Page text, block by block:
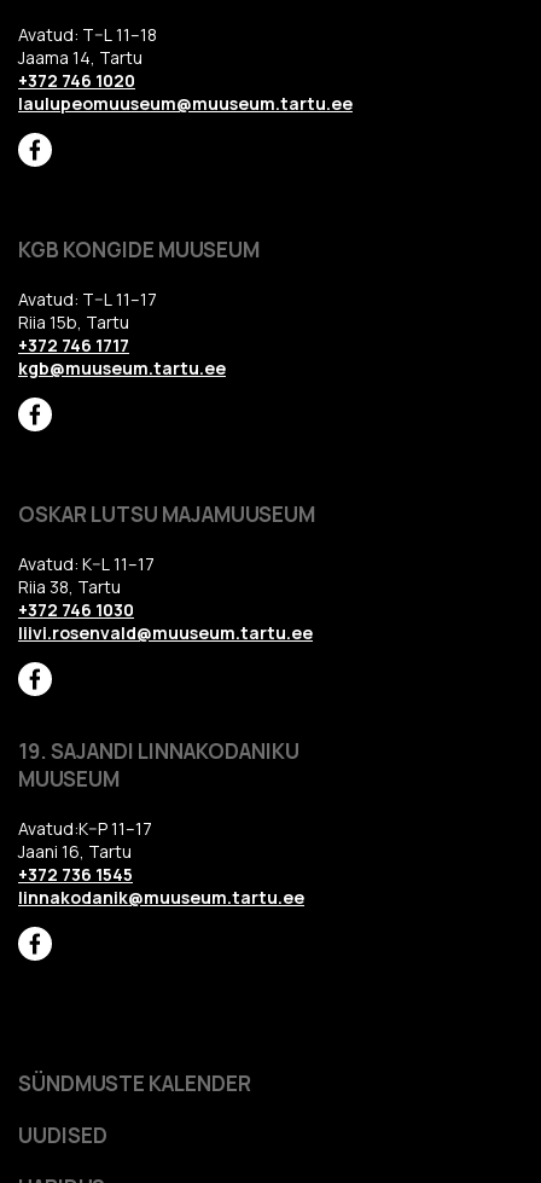
Avatud: T–L 11–18
Jaama 14, Tartu
+372 746 1020
laulupeomuuseum@muuseum.tartu.ee
KGB KONGIDE MUUSEUM
Avatud: T–L 11–17
Riia 15b, Tartu
+372 746 1717
kgb@muuseum.tartu.ee
OSKAR LUTSU MAJAMUUSEUM
Avatud: K–L 11–17
Riia 38, Tartu
+372 746 1030
liivi.rosenvald@muuseum.tartu.ee
19. SAJANDI LINNAKODANIKU
MUUSEUM
Avatud:K–P 11–17
Jaani 16, Tartu
+372 736 1545
linnakodanik@muuseum.tartu.ee
SÜNDMUSTE KALENDER
UUDISED